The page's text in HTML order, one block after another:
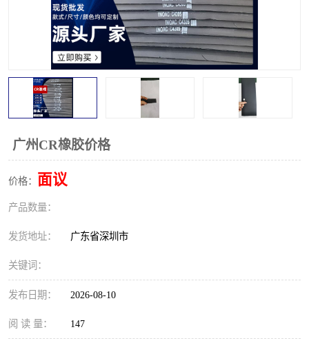
广州CR橡胶价格
价格： 面议
产品数量：
发货地址： 广东省深圳市
关键词：
发布日期： 2026-08-10
阅 读 量： 147